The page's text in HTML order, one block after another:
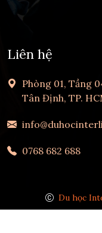
Liên hệ
Phòng 01, Tầng
Tân Định, TP.
0768 682 688
Du học